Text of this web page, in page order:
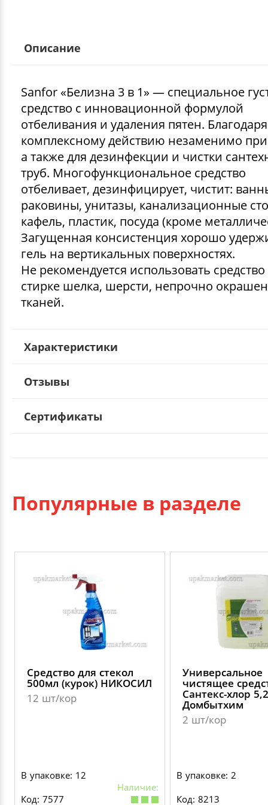
Описание
Sanfor «Белизна 3 в 1» — специальное
средство с инновационной формулой
отбеливания и удаления пятен. Благодаря
комплексному действию незаменимо при
а также для дезинфекции и чистки
труб. Многофункциональное средство
отбеливает, дезинфицирует, чистит:
раковины, унитазы, канализационные
кафель, пластик, посуда (кроме
Загущенная консистенция хорошо
гель на вертикальных поверхностях.
Не рекомендуется использовать
стирке шелка, шерсти, непрочно
тканей.
Характеристики
Отзывы
Сертификаты
Популярные в разделе
Средство для стекол
500мл (курок) НИКОСИЛ
12 шт/кор
В упаковке: 12
Наличие:
Код: 7577
Универсальное
чистящее
Сантекс-хлор
Домбытхим
2 шт/кор
В упаковке: 2
Код: 8213